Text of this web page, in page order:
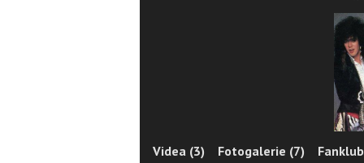
Videa (3) Fotogalerie (7)